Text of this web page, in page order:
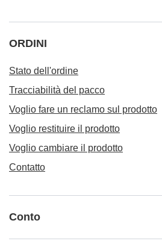
ORDINI
Stato dell'ordine
Tracciabilità del pacco
Voglio fare un reclamo sul prodotto
Voglio restituire il prodotto
Voglio cambiare il prodotto
Contatto
Conto